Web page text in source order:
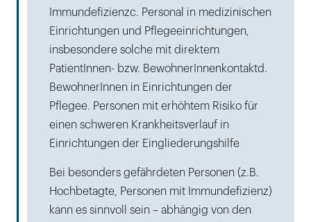
Immundefizienzc. Personal in medizinischen
Einrichtungen und Pflegeeinrichtungen,
insbesondere solche mit direktem
PatientInnen- bzw. BewohnerInnenkontaktd.
BewohnerInnen in Einrichtungen der
Pflegee. Personen mit erhöhtem Risiko für
einen schweren Krankheitsverlauf in
Einrichtungen der Eingliederungshilfe
Bei besonders gefährdeten Personen (z.B.
Hochbetagte, Personen mit Immundefizienz)
kann es sinnvoll sein – abhängig von den